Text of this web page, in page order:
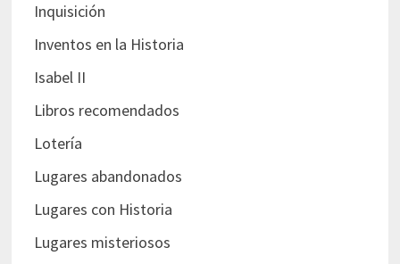
Inquisición
Inventos en la Historia
Isabel II
Libros recomendados
Lotería
Lugares abandonados
Lugares con Historia
Lugares misteriosos